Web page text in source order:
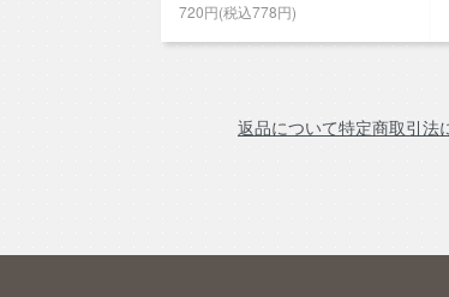
720円(税込778円)
返品について特定商取引法